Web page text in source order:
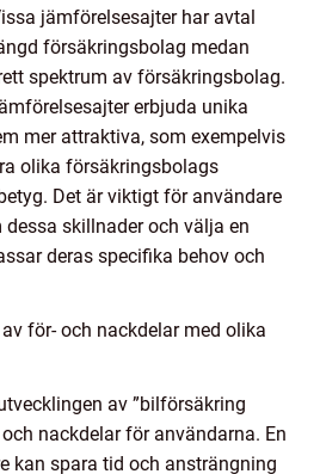
jämförelsesajter har avtal
försäkringsbolag medan
spektrum av försäkringsbolag.
erbjuda unika
mer attraktiva, som exempelvis
olika försäkringsbolags
Det är viktigt för användare
skillnader och välja en
deras specifika behov och
för- och nackdelar med olika
av ”bilförsäkring
nackdelar för användarna. En
kan spara tid och ansträngning